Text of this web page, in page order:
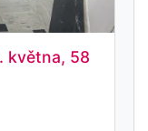
května, 58